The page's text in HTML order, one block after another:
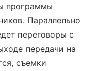
программы
Параллельно
переговоры с
передачи на
съемки